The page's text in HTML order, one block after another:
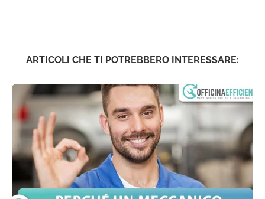
ARTICOLI CHE TI POTREBBERO INTERESSARE: